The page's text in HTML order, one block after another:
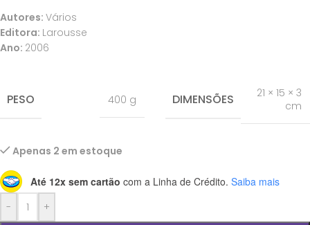
Autores: Vários
Editora: Larousse
Ano: 2006
PESO 400 g DIMENSÕES
21 × 15 × 3
cm
Apenas 2 em estoque
Até 12x sem cartão com a Linha de Crédito. Saiba mais
-
+